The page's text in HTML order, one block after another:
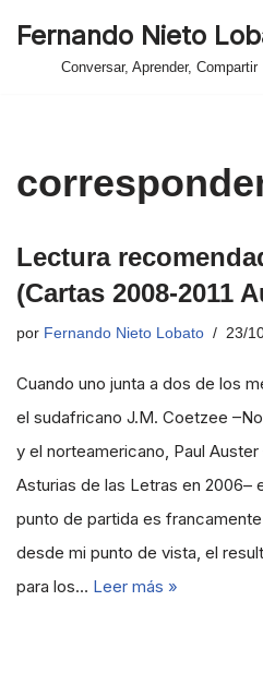
Fernando Nieto
Conversar, Aprender, Compartir
Lectura
(Cartas 2008-2011
por Fernando Nieto Lobato 23/
Cuando uno junta a dos de los
el sudafricano J.M. Coetzee
y el norteamericano, Paul
Asturias de las Letras en 2006–
punto de partida es
desde mi punto de vista, el
para los… Leer más »